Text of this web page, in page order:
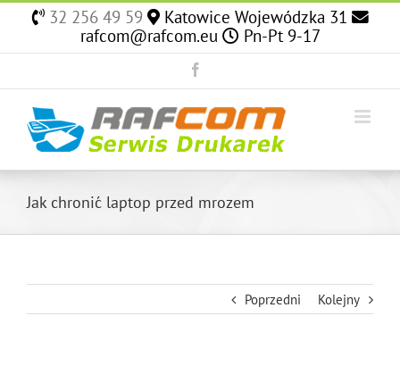
Skip
32 256 49 59
Katowice Wojewódzka 31
rafcom@rafcom.eu
Pn-Pt 9-17
Jak chronić laptop przed mrozem
Poprzedni Kolejny